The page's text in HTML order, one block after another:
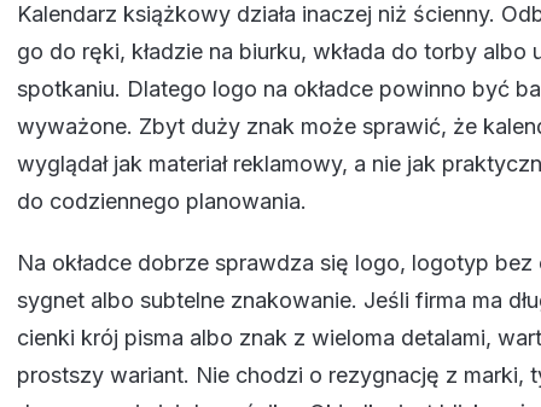
Kalendarz książkowy działa inaczej niż ścienny.
go do ręki, kładzie na biurku, wkłada do torby albo
spotkaniu. Dlatego logo na okładce powinno być
wyważone. Zbyt duży znak może sprawić, że
wyglądał jak materiał reklamowy, a nie jak
do codziennego planowania.
Na okładce dobrze sprawdza się logo, logotyp bez
sygnet albo subtelne znakowanie. Jeśli firma ma
cienki krój pisma albo znak z wieloma detalami,
prostszy wariant. Nie chodzi o rezygnację z marki,